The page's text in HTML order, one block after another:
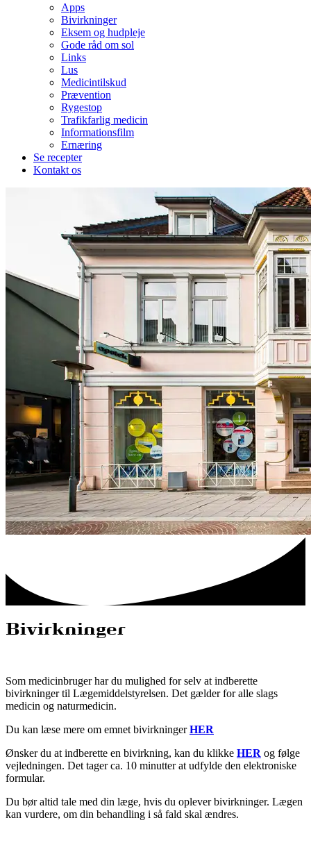
Apps
Bivirkninger
Eksem og hudpleje
Gode råd om sol
Links
Lus
Medicintilskud
Prævention
Rygestop
Trafikfarlig medicin
Informationsfilm
Ernæring
Se recepter
Kontakt os
Bivirkninger
Som medicinbruger har du mulighed for selv at indberette
bivirkninger til Lægemiddelstyrelsen. Det gælder for alle slags
medicin og naturmedicin.
Du kan læse mere om emnet bivirkningerHER
Ønsker du at indberette en bivirkning, kan du klikke HER og følge
vejledningen. Det tager ca. 10 minutter at udfylde den elektroniske
formular.
Du bør altid tale med din læge, hvis du oplever bivirkninger. Lægen
kan vurdere, om din behandling i så fald skal ændres.